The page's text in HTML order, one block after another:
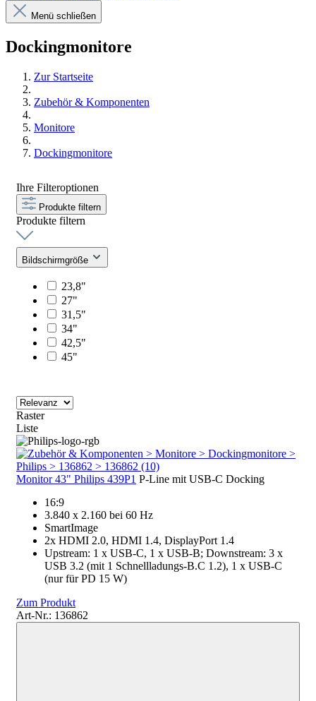
Menü schließen
Dockingmonitore
Zur Startseite
Zubehör & Komponenten
Monitore
Dockingmonitore
Ihre Filteroptionen
Produkte filtern
Produkte filtern
Bildschirmgröße
23,8"
27"
31,5"
34"
42,5"
45"
Raster
Liste
Monitor 43" Philips 439P1 P-Line mit USB-C Docking
16:9
3.840 x 2.160 bei 60 Hz
SmartImage
2x HDMI 2.0, HDMI 1.4, DisplayPort 1.4
Upstream: 1 x USB-C, 1 x USB-B; Downstream: 3 x
USB 3.2 (mit 1 Schnellladungs-B.C 1.2), 1 x USB-C
(nur für PD 15 W)
Zum Produkt
Art-Nr.: 136862